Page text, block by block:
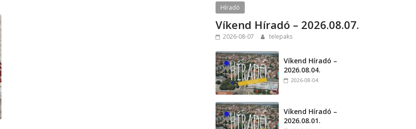
Híradó
Víkend Híradó – 2026.08.07.
2026-08-07 telepaks
Víkend Híradó –
2026.08.04.
2026-08-04
Víkend Híradó –
2026.08.01.